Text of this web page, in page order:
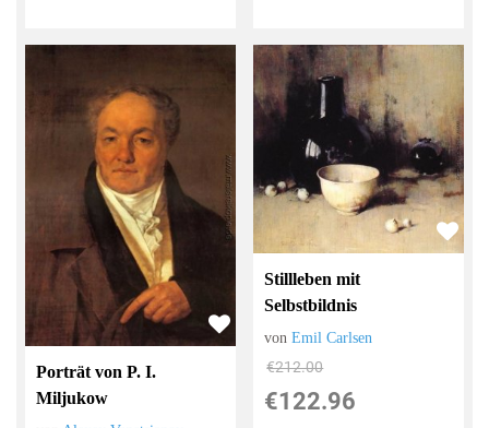
Porträt von P. I.
Miljukow
Stillleben mit
Selbstbildnis
vonEmil Carlsen
€212.00
€122.96